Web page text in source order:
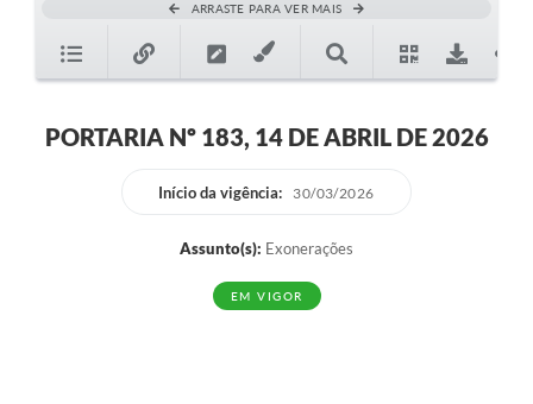
Coronavírus
Serviços Online
ARRASTE PARA VER MAIS
PORTARIA Nº 183, 14 DE ABRIL DE 2026
Início da vigência: 30/03/2026
Assunto(s): Exonerações
EM VIGOR